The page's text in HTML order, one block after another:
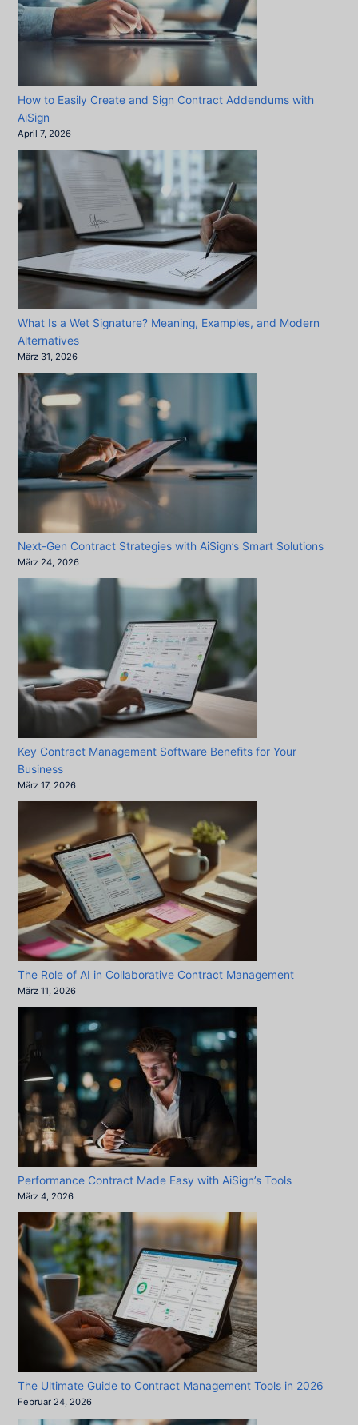
How to Easily Create and Sign Contract Addendums with
AiSign
April 7, 2026
What Is a Wet Signature? Meaning, Examples, and Modern
Alternatives
März 31, 2026
Next-Gen Contract Strategies with AiSign’s Smart Solutions
März 24, 2026
Key Contract Management Software Benefits for Your
Business
März 17, 2026
The Role of AI in Collaborative Contract Management
März 11, 2026
Performance Contract Made Easy with AiSign’s Tools
März 4, 2026
The Ultimate Guide to Contract Management Tools in 2026
Februar 24, 2026